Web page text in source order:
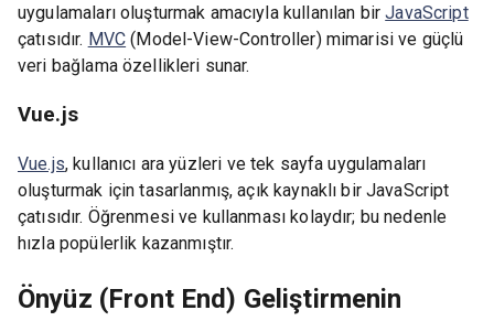
uygulamaları oluşturmak amacıyla kullanılan birJavaScript
çatısıdır. MVC (Model-View-Controller) mimarisi ve güçlü
veri bağlama özellikleri sunar.
Vue.js
Vue.js, kullanıcı ara yüzleri ve tek sayfa uygulamaları
oluşturmak için tasarlanmış, açık kaynaklı bir JavaScript
çatısıdır. Öğrenmesi ve kullanması kolaydır; bu nedenle
hızla popülerlik kazanmıştır.
Önyüz (Front End) Geliştirmenin